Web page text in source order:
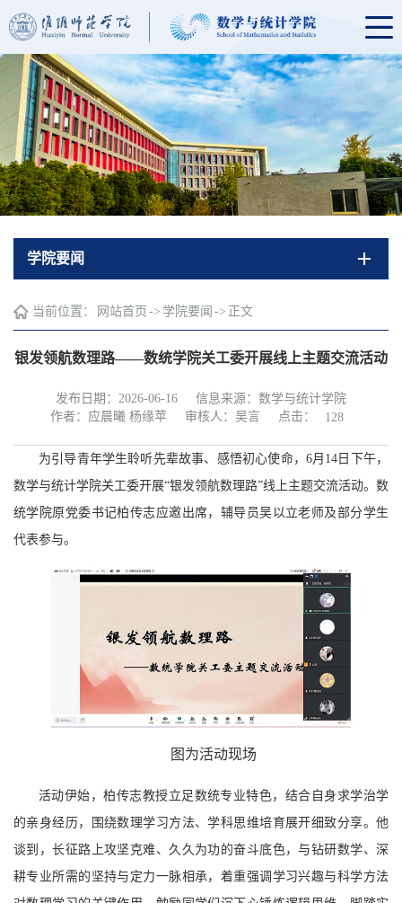
学院要闻
当前位置： 网站首页 -> 学院要闻 -> 正文
银发领航数理路——数统学院关工委开展线上主题交流活动
发布日期：2026-06-16
信息来源：数学与统计学院
作者：应晨曦 杨缘苹
审核人：吴言 点击： 128
为引导青年学生聆听先辈故事、感悟初心使命，6月14日下午，
数学与统计学院关工委开展“银发领航数理路”线上主题交流活动。数
统学院原党委书记柏传志应邀出席，辅导员吴以立老师及部分学生
代表参与。
图为活动现场
活动伊始，柏传志教授立足数统专业特色，结合自身求学治学
的亲身经历，围绕数理学习方法、学科思维培育展开细致分享。他
谈到，长征路上攻坚克难、久久为功的奋斗底色，与钻研数学、深
耕专业所需的坚持与定力一脉相承，着重强调学习兴趣与科学方法